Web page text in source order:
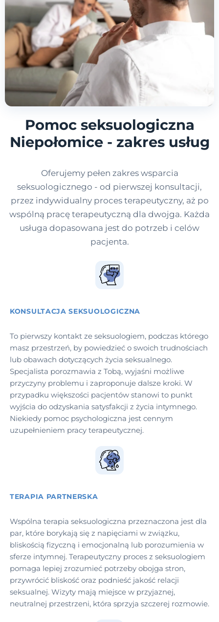
Pomoc seksuologiczna
Niepołomice - zakres usług
Oferujemy pełen zakres wsparcia
seksuologicznego - od pierwszej konsultacji,
przez indywidualny proces terapeutyczny, aż po
wspólną pracę terapeutyczną dla dwojga. Każda
usługa dopasowana jest do potrzeb i celów
pacjenta.
KONSULTACJA SEKSUOLOGICZNA
To pierwszy kontakt ze seksuologiem, podczas którego
masz przestrzeń, by powiedzieć o swoich trudnościach
lub obawach dotyczących życia seksualnego.
Specjalista porozmawia z Tobą, wyjaśni możliwe
przyczyny problemu i zaproponuje dalsze kroki. W
przypadku większości pacjentów stanowi to punkt
wyjścia do odzyskania satysfakcji z życia intymnego.
Niekiedy pomoc psychologiczna jest cennym
uzupełnieniem pracy terapeutycznej.
TERAPIA PARTNERSKA
Wspólna terapia seksuologiczna przeznaczona jest dla
par, które borykają się z napięciami w związku,
bliskością fizyczną i emocjonalną lub porozumienia w
sferze intymnej. Terapeutyczny proces z seksuologiem
pomaga lepiej zrozumieć potrzeby obojga stron,
przywrócić bliskość oraz podnieść jakość relacji
seksualnej. Wizyty mają miejsce w przyjaznej,
neutralnej przestrzeni, która sprzyja szczerej rozmowie.